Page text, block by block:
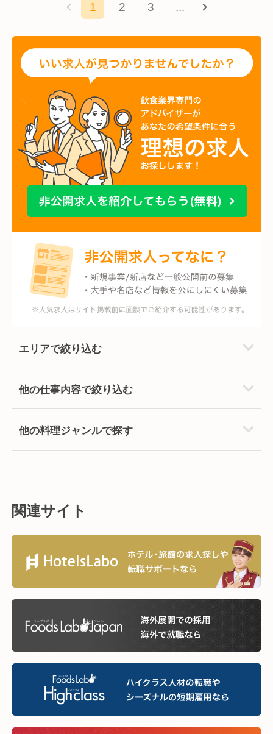
1 2 3 ...
エリアで絞り込む
他の仕事内容で絞り込む
他の料理ジャンルで探す
関連サイト